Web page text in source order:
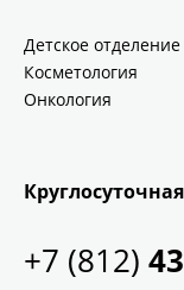
Детское отделение
Косметология
Онкология
+7 (812)